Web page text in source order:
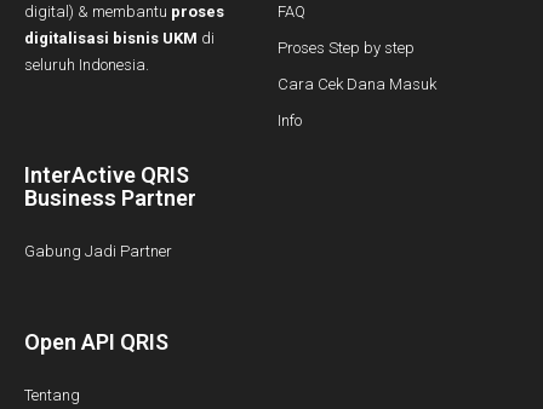
digital) & membantu proses
digitalisasi bisnis UKM di
seluruh Indonesia.
InterActive QRIS
Business Partner
Gabung Jadi Partner
FAQ
Proses Step by step
Cara Cek Dana Masuk
Info
Open API QRIS
Tentang